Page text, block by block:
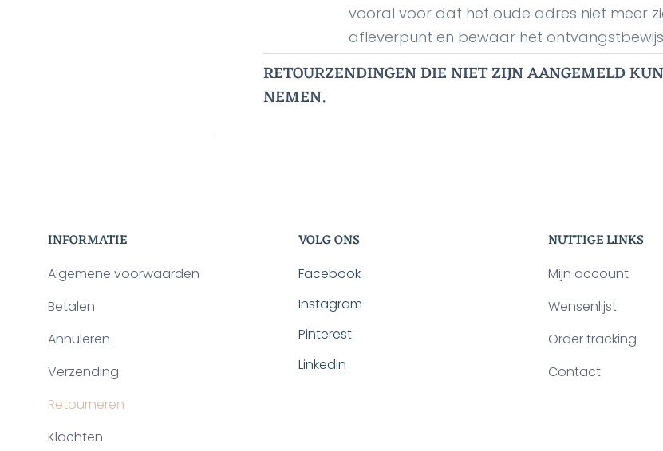
vooral voor dat het oude adres niet meer
afleverpunt en bewaar het
RETOURZENDINGEN DIE NIET ZIJN AANGEMELD
NEMEN.
INFORMATIE
Algemene voorwaarden
Betalen
Annuleren
Verzending
Retourneren
Klachten
VOLG ONS
Facebook
Instagram
Pinterest
LinkedIn
NUTTIGE LINKS
Mijn account
Wensenlijst
Order tracking
Contact